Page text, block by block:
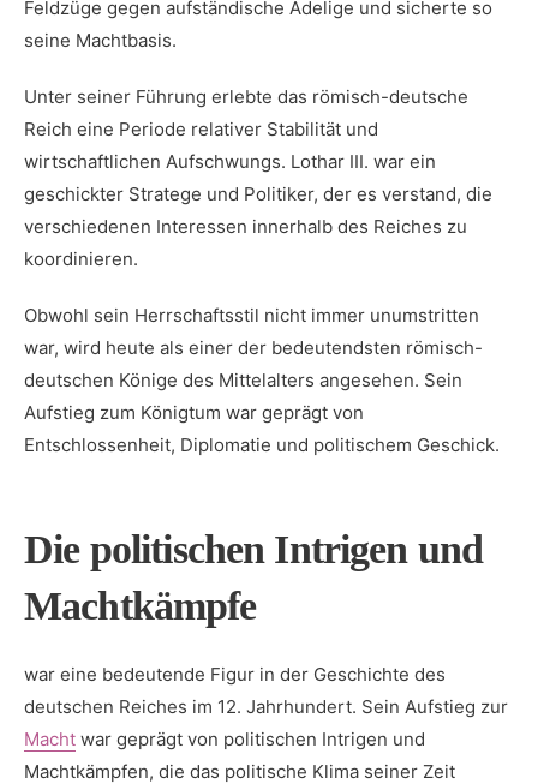
Feldzüge gegen aufständische Adelige und sicherte so
seine Machtbasis.
Unter seiner Führung erlebte das römisch-deutsche
Reich eine Periode relativer Stabilität und
wirtschaftlichen ⁤Aufschwungs. Lothar III. war ein
geschickter Stratege und Politiker, der es verstand, die
verschiedenen Interessen ⁤innerhalb des ‍Reiches ⁣zu
koordinieren.
Obwohl sein Herrschaftsstil nicht immer unumstritten
war, wird heute als ⁢einer der bedeutendsten römisch-
deutschen Könige des‌ Mittelalters angesehen.⁢ Sein ​
Aufstieg zum Königtum​ war ⁤geprägt⁤ von
Entschlossenheit, Diplomatie und politischem Geschick.
Die politischen Intrigen und
Machtkämpfe
‌war eine bedeutende Figur in der Geschichte des
deutschen Reiches im 12. Jahrhundert. Sein Aufstieg zur
Macht war geprägt von politischen ⁣Intrigen und
Machtkämpfen, die das politische​ Klima ⁤seiner Zeit